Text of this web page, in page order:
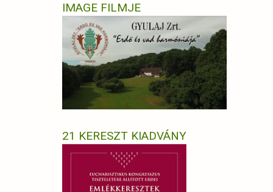
IMAGE FILMJE
21 KERESZT KIADVÁNY